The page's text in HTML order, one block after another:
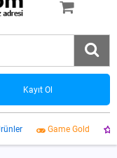
Kayıt Ol
Game Gold